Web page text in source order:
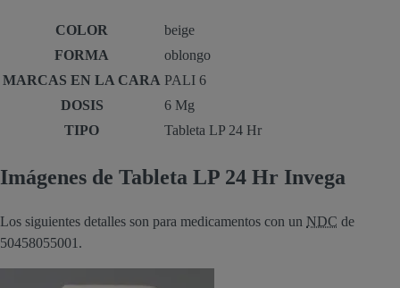
COLOR
beige
FORMA
oblongo
MARCAS EN LA CARA PALI 6
DOSIS
6 Mg
TIPO
Tableta LP 24 Hr
Imágenes de Tableta LP 24 Hr Invega
Los siguientes detalles son para medicamentos con un NDC de
50458055001.